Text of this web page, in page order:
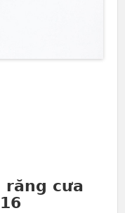
răng cưa